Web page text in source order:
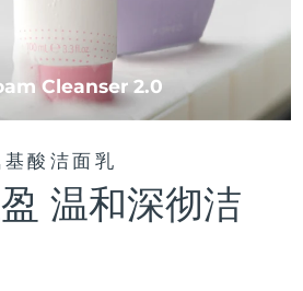
Cleanser 2.0
酸洁面乳
温和深彻洁
护肤
cleansers & balm
设备
cleansing devices
& hydration
设备
facial hydration devices
Teeth Whitening Set
+ sonic device & 18% PAP gel
设备
sonic toothbrushes
103
clinical anti-aging set
P1 Primer
211
neck & décolleté LED mask
221
Scalp Serum
probiotic serum
肤品
skincare
502
Red Light Therapy
Red Light Serum
预计送达日期
预计送达日期8/9/26